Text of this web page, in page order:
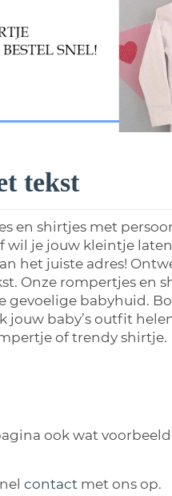
tekst
en shirtjes met
wil je jouw kleintje
het juiste adres!
Onze rompertjes en
babyhuid.
baby’s outfit
of trendy shirtje.
ook wat
contact met ons op.